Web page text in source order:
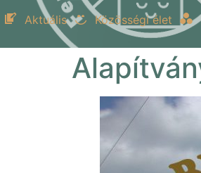
Aktuális Közösségi élet